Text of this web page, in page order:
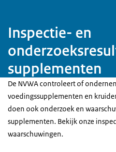
Inspectie- en
supplementen
De NVWA controleert of
voedingssupplementen en
doen ook onderzoek en
supplementen. Bekijk onze
waarschuwingen.